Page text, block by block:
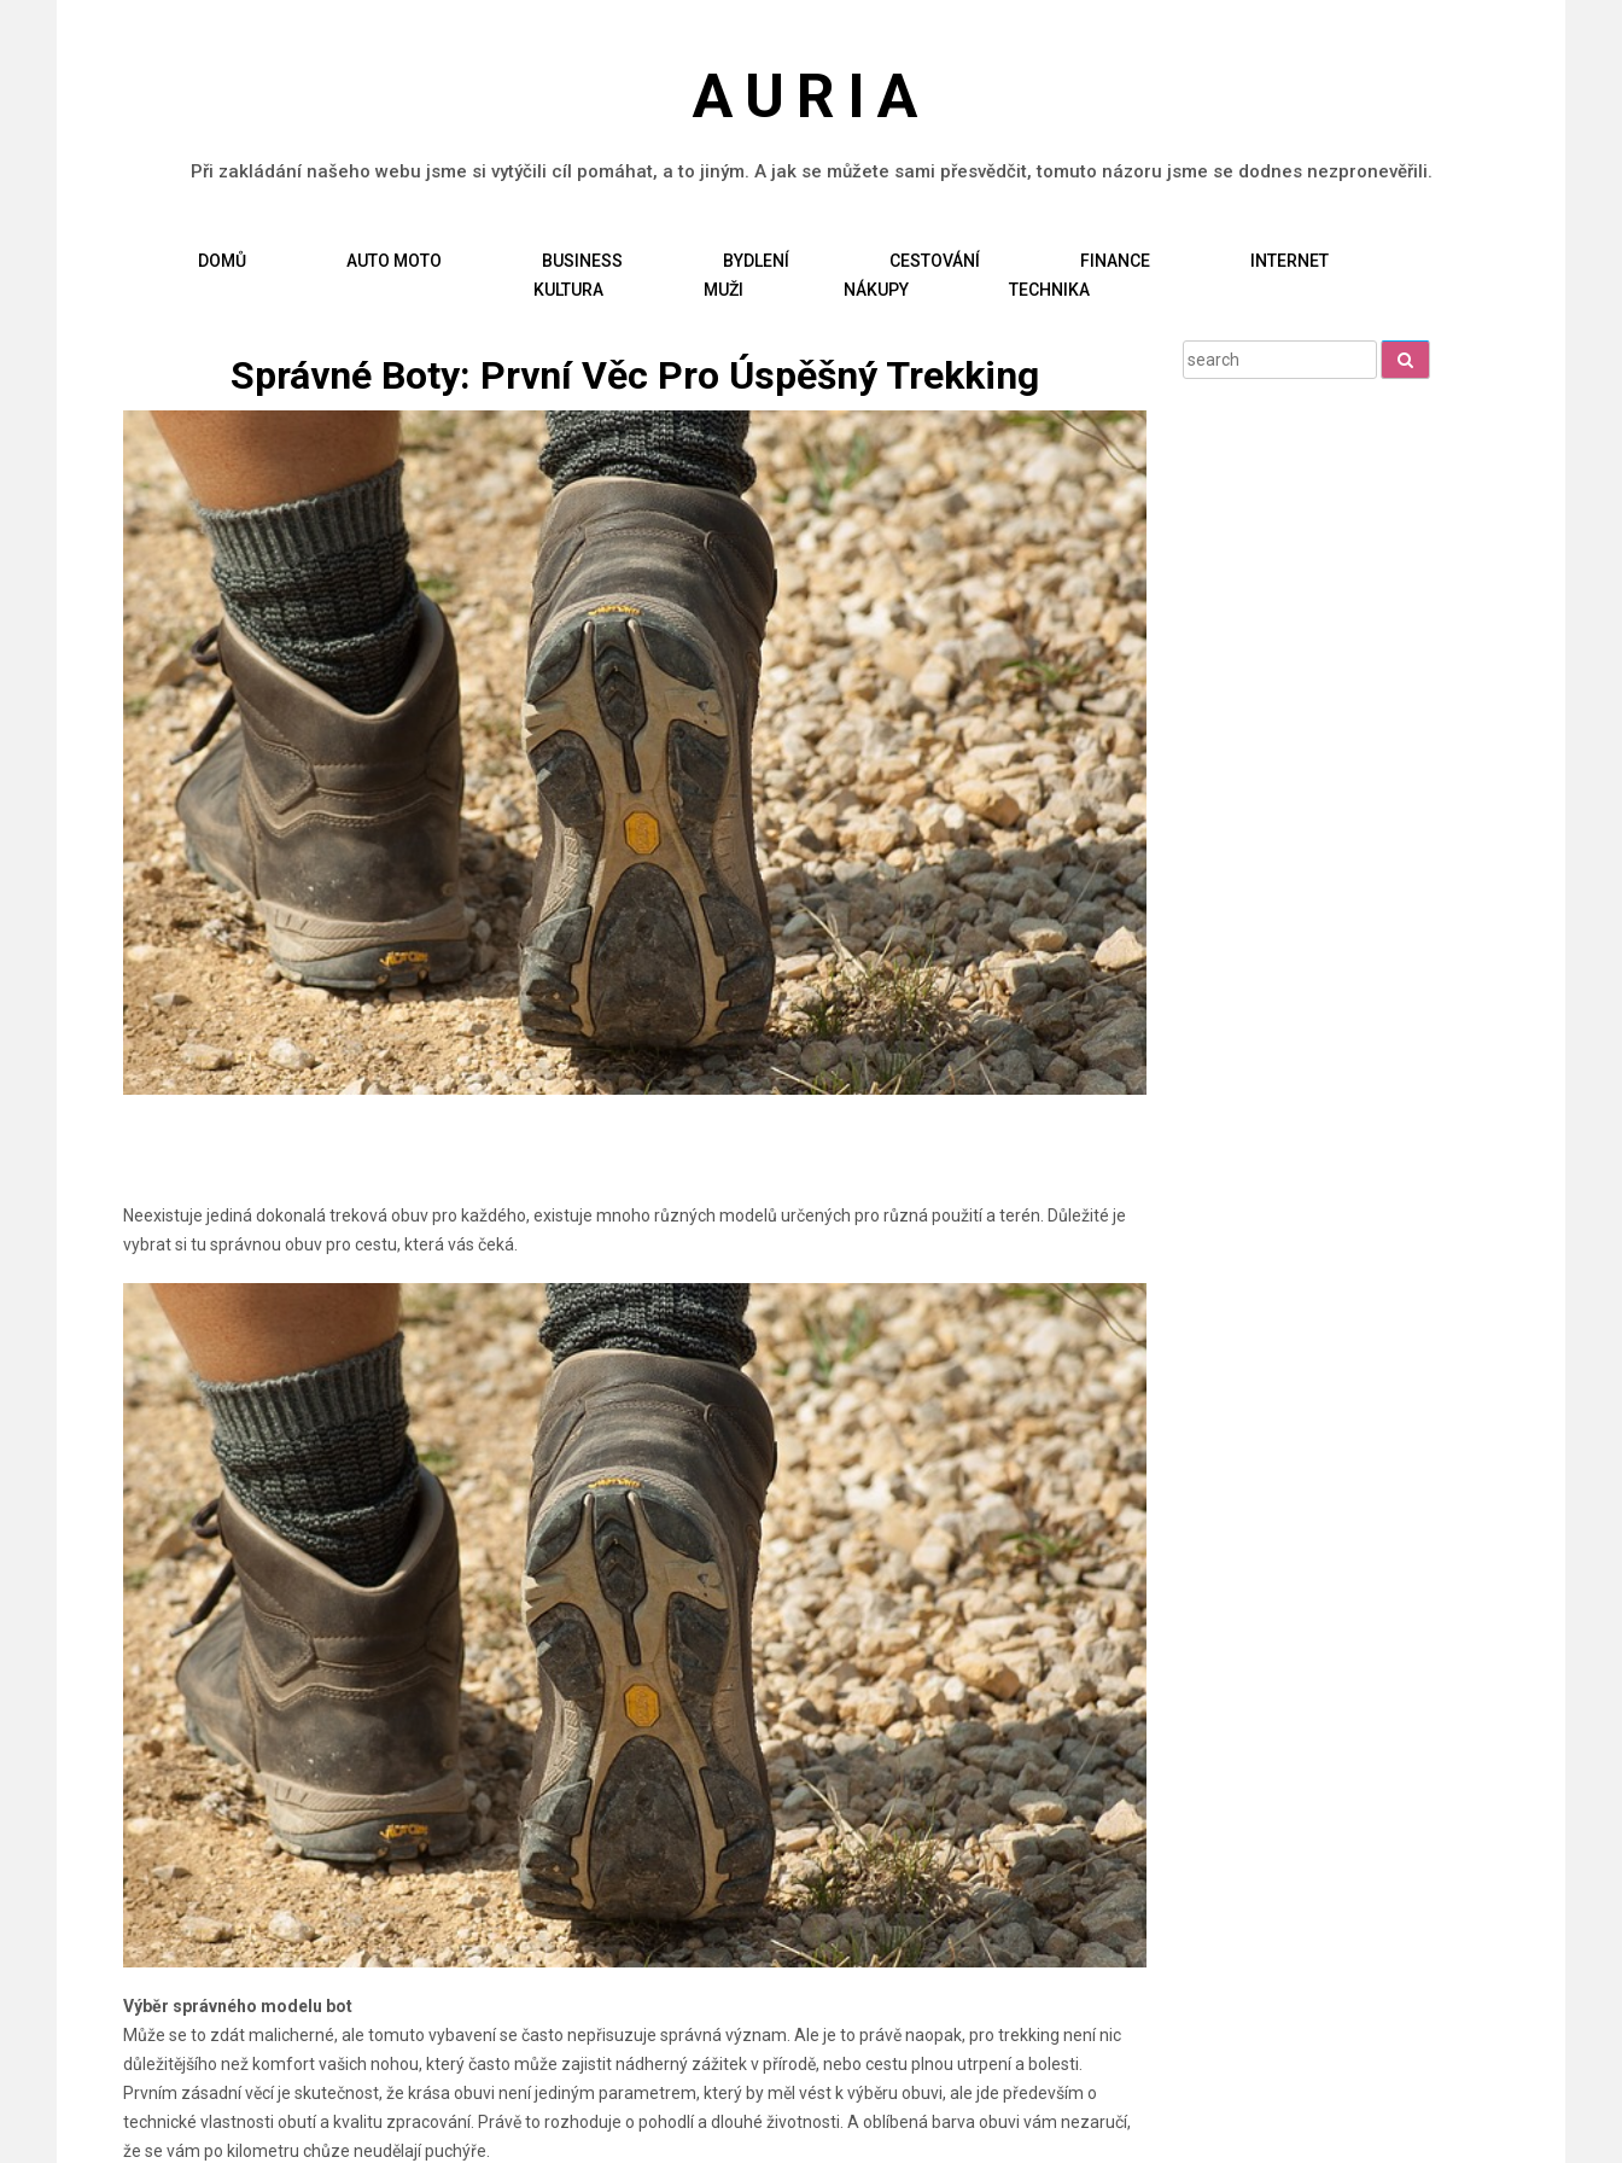
AURIA
Při zakládání našeho webu jsme si vytýčili cíl pomáhat, a to jiným. A jak se můžete sami přesvědčit, tomuto názoru jsme se dodnes nezpronevěřili.
DOMŮ AUTO MOTO BUSINESS BYDLENÍ CESTOVÁNÍ FINANCE
INTERNET
KULTURA
MUŽI NÁKUPY TECHNIKA
Správné Boty: První Věc Pro Úspěšný Trekking
Neexistuje jediná dokonalá treková obuv pro každého, existuje mnoho různých modelů určených pro různá použití a terén. Důležité je
vybrat si tu správnou obuv pro cestu, která vás čeká.
Výběr správného modelu bot
Může se to zdát malicherné, ale tomuto vybavení se často nepřisuzuje správná význam. Ale je to právě naopak, pro trekking není nic
důležitějšího než komfort vašich nohou, který často může zajistit nádherný zážitek v přírodě, nebo cestu plnou utrpení a bolesti.
Prvním zásadní věcí je skutečnost, že krása obuvi není jediným parametrem, který by měl vést k výběru obuvi, ale jde především o
technické vlastnosti obutí a kvalitu zpracování. Právě to rozhoduje o pohodlí a dlouhé životnosti. A oblíbená barva obuvi vám nezaručí,
že se vám po kilometru chůze neudělají puchýře.
Search
for: